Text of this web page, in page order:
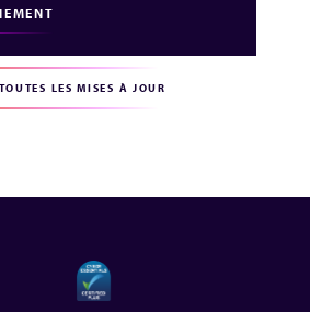
LES MISES À JOUR